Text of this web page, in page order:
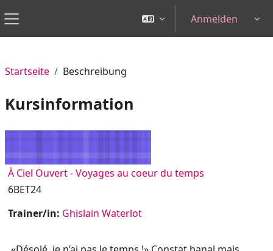
Website-Übersicht
Anmelden
Startseite Beschreibung
Kursinformation
À Ciel Ouvert - Voyages au coeur du temps
6BET24
Trainer/in: Ghislain Waterlot